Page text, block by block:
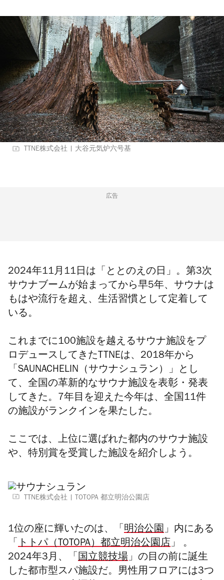
TTNE株式会社 | 大谷元気炉六号基
広告
2024年11月11日は「ととのえの日」。第3次
サウナブームが始まってから早5年、サウナは
もはや流行を超え、生活習慣として定着して
いる。
これまでに100施設を越えるサウナ施設をプ
ロデュースしてきたTTNEは、2018年から
「SAUNACHELIN（サウナシュラン）」とし
て、全国の革新的なサウナ施設を表彰・発表
してきた。7年目を迎えた今年は、全国11件
の施設がランクインを果たした。
ここでは、上位に選ばれた都内のサウナ施設
や、特別賞を受賞した施設を紹介しよう。
TTNE株式会社 TOTOPA 都立明治公園店
1位の座に輝いたのは、「 明治公園」内にある
「 トトパ（TOTOPA）都立明治公園店」 。
2024年3月、「 国立競技場」の目の前に誕生
した都市型スパ施設だ。男性用フロアには3つ